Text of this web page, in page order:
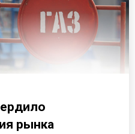
рынка